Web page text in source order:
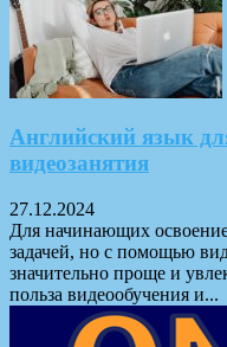
Английский язык
видеозанятия
27.12.2024
Для начинающих
задачей, но с помощью
значительно проще и
польза видеообучения и...